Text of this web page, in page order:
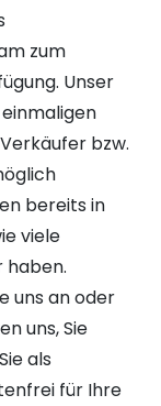
zum
Unser
bzw.
bereits in
viele
haben.
uns an oder
uns, Sie
als
für Ihre